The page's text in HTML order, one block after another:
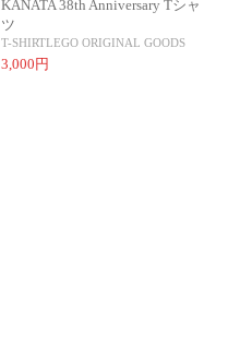
KANATA 38th Anniversary Tシャ
ツ
T-SHIRTLEGO ORIGINAL GOODS
3,000円